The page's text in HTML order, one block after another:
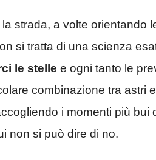
la strada, a volte orientando
si tratta di una scienza
le stelle e ogni tanto le
combinazione tra astri
i momenti più
non si può dire di no.